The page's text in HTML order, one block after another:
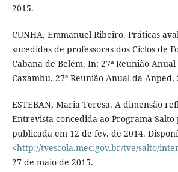
2015.
CUNHA, Emmanuel Ribeiro. Práticas
sucedidas de professoras dos Ciclos de
Cabana de Belém. In: 27ª Reunião Anual
Caxambu. 27ª Reunião Anual da Anped,
ESTEBAN, Maria Teresa. A dimensão
Entrevista concedida ao Programa
publicada em 12 de fev. de 2014.
<http://tvescola.mec.gov.br/tve/salto/
27 de maio de 2015.